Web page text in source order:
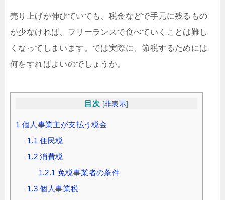
売り上げが伸びていても、税金などで手元に残るもの
が少なければ、フリーランスで食べていくことは難し
くなってしまいます。では実際に、節税するためには
何をすればよいのでしょうか。
目次 [非表示]
1 個人事業主が支払う税金
1.1 住民税
1.2 消費税
1.2.1 免税事業者の条件
1.3 個人事業税